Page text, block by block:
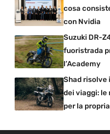
cosa
con Nvidia
Suzuki DR-
fuoristrada
l’Academy
Shad risolve
dei viaggi: le
per la